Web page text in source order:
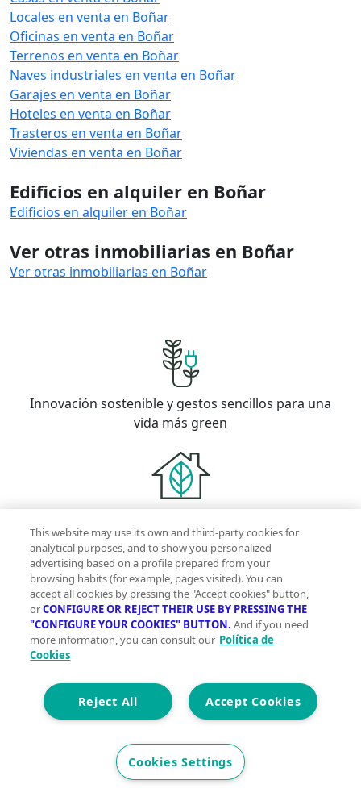
Locales en venta en Boñar
Oficinas en venta en Boñar
Terrenos en venta en Boñar
Naves industriales en venta en Boñar
Garajes en venta en Boñar
Hoteles en venta en Boñar
Trasteros en venta en Boñar
Viviendas en venta en Boñar
Edificios en alquiler en Boñar
Edificios en alquiler en Boñar
Ver otras inmobiliarias en Boñar
Ver otras inmobiliarias en Boñar
Innovación sostenible y gestos sencillos para una
vida más green
mejor mañana
Con la garantía de contar con profesionales
verificados
Descubre vivegreen.com
Servicios Green Te ayudamosFinanciación
This website may use its own and third-party cookies for
analytical purposes, and to show you personalized
advertising based on a profile prepared from your
browsing habits (for example, pages visited). You can
accept all cookies by pressing the "Accept cookies" button,
orCONFIGURE OR REJECT THEIR USE BY PRESSING THE
"CONFIGURE YOUR COOKIES" BUTTON. And if you need
more information, you can consult our Política de
Cookies
Accept Cookies
Reject All
Cookies Settings